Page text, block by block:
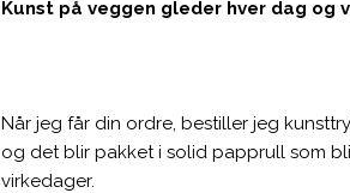
Kunst på veggen gleder hver dag og
Når jeg får din ordre, bestiller jeg
og det blir pakket i solid papprull som
virkedager.